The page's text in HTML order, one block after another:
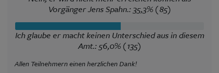
Vorgänger Jens Spahn.: 35,3% (85)
Ich glaube er macht keinen Unterschied aus in diesem
Amt.: 56,0% (135)
Allen Teilnehmern einen herzlichen Dank!